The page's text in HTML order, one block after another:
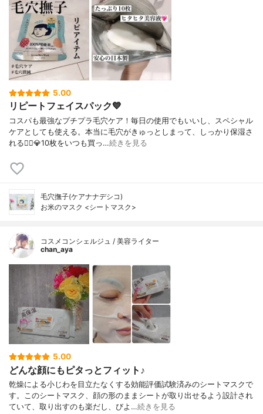
5.00
リピートフェイスパック💙
コスパも最強なプチプラ毛穴ケア！毎日の使用でもいいし、スペシャル
ケアとしても使える。本当に毛穴がきゅっとしまって、しっかり保湿さ
れる🙆‍♀️💎10枚をいつも買っ…続きを見る
毛穴撫子(ケアナナデシコ)
お米のマスク <シートマスク>
コスメコンシェルジュ / 美容ライター
chan_aya
5.00
どんな顔にもピタっとフィット♪
乾燥による小じわを目立たなくする効能評価試験済みのシートマスクで
す。このシートマスク、顔の形のままシートが取り出せるよう設計され
ていて、取り出すのも楽だし、びよ…続きを見る